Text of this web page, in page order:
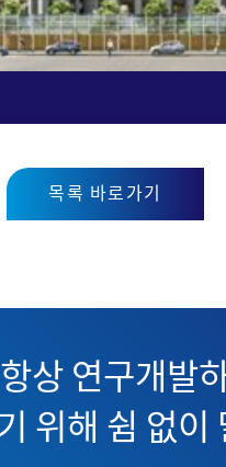
목록 바로가기
상 연구개발
위해 쉼 없이